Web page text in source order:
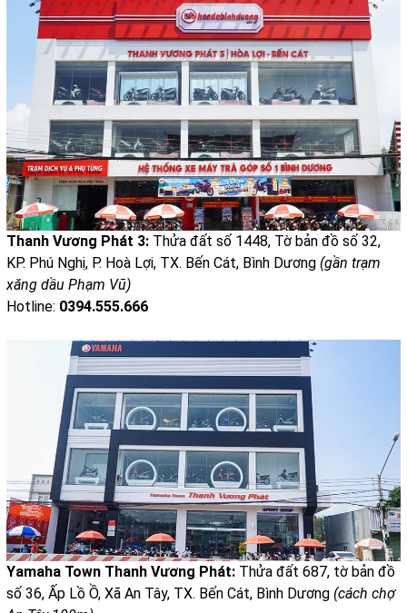
Thanh Vương Phát 3: Thửa đất số 1448, Tờ bản đồ số 32,
KP. Phú Nghị, P. Hoà Lợi, TX. Bến Cát, Bình Dương (gần trạm
xăng dầu Phạm Vũ)
Hotline: 0394.555.666
Yamaha Town Thanh Vương Phát: Thửa đất 687, tờ bản đồ
số 36, Ấp Lồ Ồ, Xã An Tây, TX. Bến Cát, Bình Dương (cách chợ